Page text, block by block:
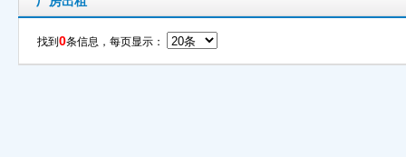
找到 0条信息，每页显示：